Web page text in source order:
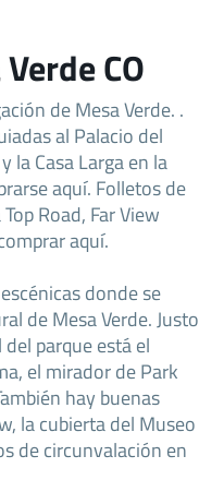
CO
de Mesa Verde. .
al Palacio del
la Casa Larga en la
aquí. Folletos de
Road, Far View
aquí.
donde se
de Mesa Verde. Justo
parque está el
el mirador de Park
hay buenas
la cubierta del Museo
de circunvalación en